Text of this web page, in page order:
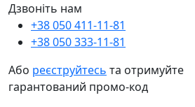
Дзвоніть нам
+38 050 411-11-81
+38 050 333-11-81
Або реєструйтесь та отримуйте
гарантований промо-код